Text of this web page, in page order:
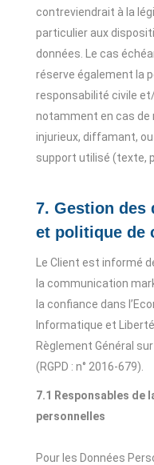
contreviendrait à la
particulier aux
données. Le cas
réserve également la
responsabilité civile
notamment en cas de
injurieux, diffamant,
support utilisé (texte,
7. Gestion des
et politique de
Le Client est informé
la communication
la confiance dans
Informatique et
Règlement Général
(RGPD : n° 2016-679).
7.1 Responsables de
personnelles
Pour les Données